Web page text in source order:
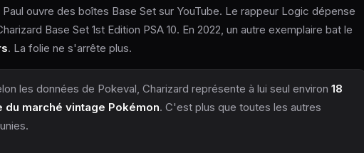
ouvre des boîtes Base Set sur YouTube. Le rappeur Logic dépense
Base Set 1st Edition PSA 10. En 2022, un autre exemplaire bat le
. La folie ne s'arrête plus.
les données de Pokeval, Charizard représente à lui seul environ 18
du marché vintage Pokémon. C'est plus que toutes les autres